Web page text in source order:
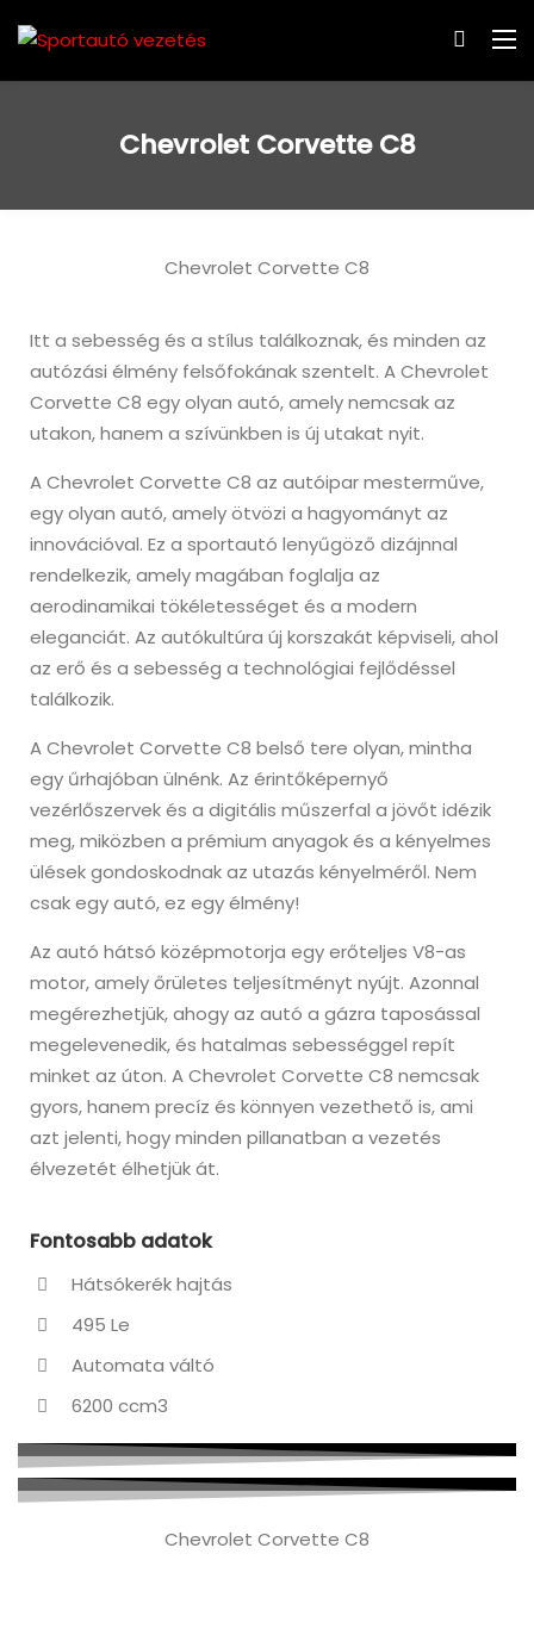
Chevrolet Corvette C8
Chevrolet Corvette C8
Itt a sebesség és a stílus találkoznak, és minden az
autózási élmény felsőfokának szentelt. A Chevrolet
Corvette C8 egy olyan autó, amely nemcsak az
utakon, hanem a szívünkben is új utakat nyit.
A Chevrolet Corvette C8 az autóipar mesterműve,
egy olyan autó, amely ötvözi a hagyományt az
innovációval. Ez a sportautó lenyűgöző dizájnnal
rendelkezik, amely magában foglalja az
aerodinamikai tökéletességet és a modern
eleganciát. Az autókultúra új korszakát képviseli, ahol
az erő és a sebesség a technológiai fejlődéssel
találkozik.
A Chevrolet Corvette C8 belső tere olyan, mintha
egy űrhajóban ülnénk. Az érintőképernyő
vezérlőszervek és a digitális műszerfal a jövőt idézik
meg, miközben a prémium anyagok és a kényelmes
ülések gondoskodnak az utazás kényelméről. Nem
csak egy autó, ez egy élmény!
Az autó hátsó középmotorja egy erőteljes V8-as
motor, amely őrületes teljesítményt nyújt. Azonnal
megérezhetjük, ahogy az autó a gázra taposással
megelevenedik, és hatalmas sebességgel repít
minket az úton. A Chevrolet Corvette C8 nemcsak
gyors, hanem precíz és könnyen vezethető is, ami
azt jelenti, hogy minden pillanatban a vezetés
élvezetét élhetjük át.
Fontosabb adatok
Hátsókerék hajtás
495 Le
Automata váltó
6200 ccm3
Chevrolet Corvette C8